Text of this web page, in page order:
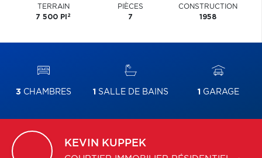
TERRAIN
7 500 PI 2
PIÈCES
7
CONSTRUCTION
1958
3 CHAMBRES 1 SALLE DE BAINS 1 GARAGE
KEVIN KUPPEK